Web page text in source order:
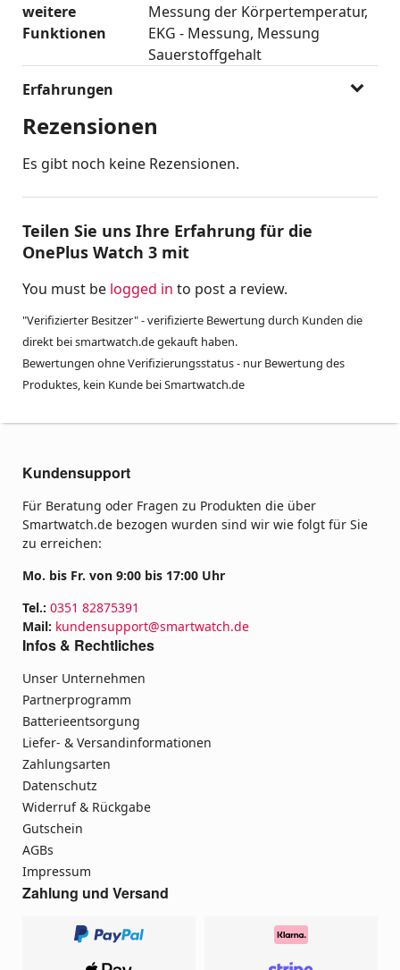
weitere
Funktionen
Messung der Körpertemperatur
EKG - Messung Messung
Sauerstoffgehalt
Erfahrungen
Rezensionen
Es gibt noch keine Rezensionen.
Teilen Sie uns Ihre Erfahrung für die
OnePlus Watch 3 mit
You must be logged in to post a review.
"Verifizierter Besitzer" - verifizierte Bewertung durch Kunden die
direkt bei smartwatch.de gekauft haben.
Bewertungen ohne Verifizierungsstatus - nur Bewertung des
Produktes, kein Kunde bei Smartwatch.de
Kundensupport
Für Beratung oder Fragen zu Produkten die über
Smartwatch.de bezogen wurden sind wir wie folgt für Sie
zu erreichen:
Mo. bis Fr. von 9:00 bis 17:00 Uhr
Tel.: 0351 82875391
Mail: kundensupport@smartwatch.de
Infos & Rechtliches
Unser Unternehmen
Partnerprogramm
Batterieentsorgung
Liefer- & Versandinformationen
Zahlungsarten
Datenschutz
Widerruf & Rückgabe
Gutschein
AGBs
Impressum
Zahlung und Versand